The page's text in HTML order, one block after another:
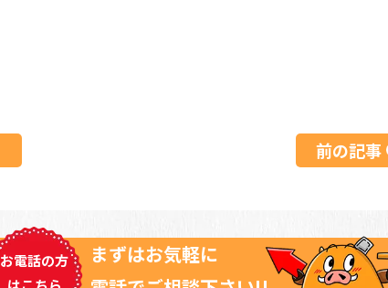
前の記事
お電話の方
まずはお気軽に